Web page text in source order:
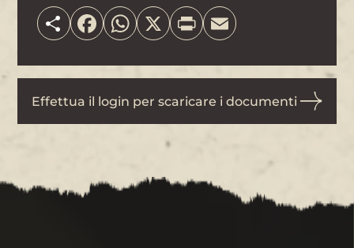
ShareFacebookWhatsApp
X PrintEmail
Effettua il login per scaricare i documenti